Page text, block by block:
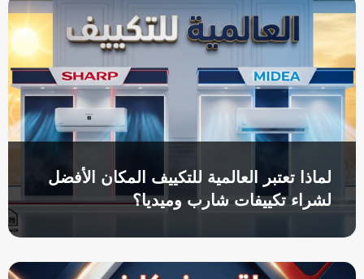
لماذا تعتبر العالمية للتكييف المكان الأفضل
لشراء تكييفات شارب وميديا؟